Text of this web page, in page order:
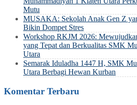
Mutu
MUSAKA: Sekolah Anak Gen Z
Bikin Dompet Stres
Workshop RKJM 2026:
yang Tepat dan Berkualitas SMK
Utara
Semarak Iduladha 1447 H, SMK
Utara Berbagi Hewan Kurban
Komentar Terbaru